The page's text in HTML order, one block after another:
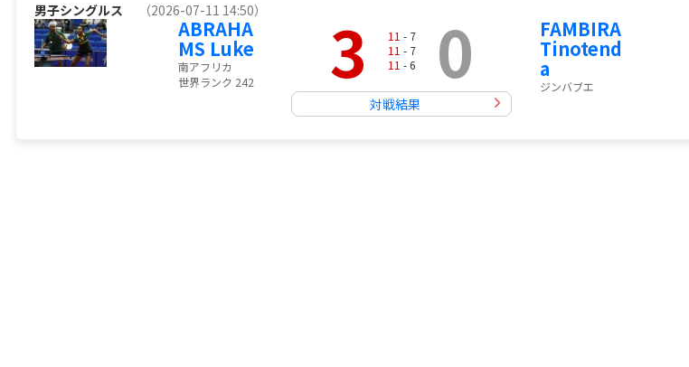
男子シングルス （2026-07-11 14:50）
ABRAHA
MS Luke
南アフリカ
世界ランク 242
3 11 - 7
11 - 7
11 - 6 0
対戦結果
FAMBIRA
Tinotend
a
ジンバブエ